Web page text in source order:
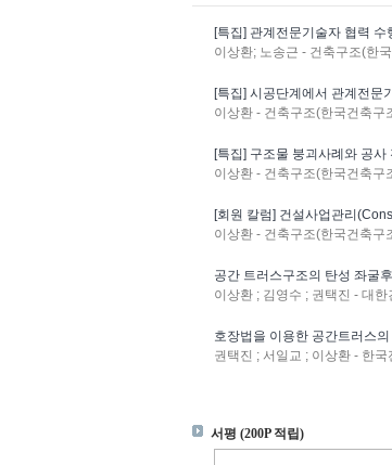
[특집] 관계전문기술자 협력
이상환; 노송근 - 건축구조(한
[특집] 시공단계에서 관계전문
이상환 - 건축구조(한국건축
[특집] 구조물 붕괴사례와 공
이상환 - 건축구조(한국건축
[회원 칼럼] 건설사업관리
이상환 - 건축구조(한국건축
공간 트러스구조의 탄성 좌굴
이상환 ; 김영수 ; 권택진 - 대
호장법을 이용한 공간트러스
권택진 ; 서일교 ; 이상환 - 한